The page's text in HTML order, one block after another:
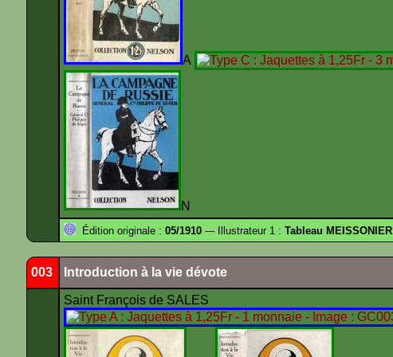
A
N
Édition originale : 05/1910 --- Illustrateur 1 : Tableau MEISSONIER
003 Introduction à la vie dévote
Saint François de SALES